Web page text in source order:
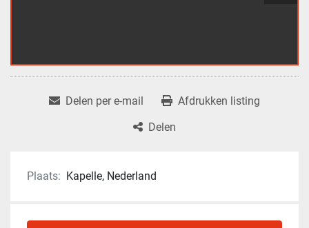
Delen per e-mail
Afdrukken listing
Delen
Plaats: Kapelle, Nederland